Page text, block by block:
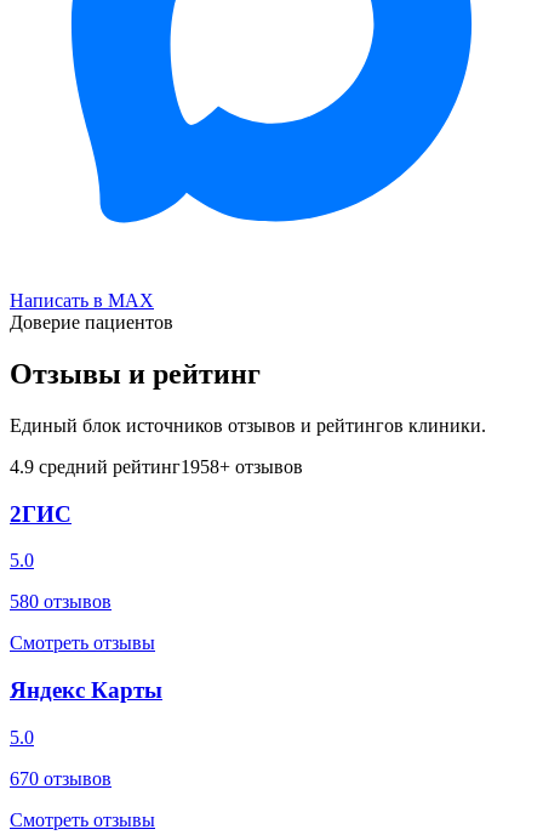
Написать в MAX
Доверие пациентов
Отзывы и рейтинг
Единый блок источников отзывов и рейтингов клиники.
4.9 средний рейтинг1958+ отзывов
2ГИС
5.0
580 отзывов
Смотреть отзывы
Яндекс Карты
5.0
670 отзывов
Смотреть отзывы